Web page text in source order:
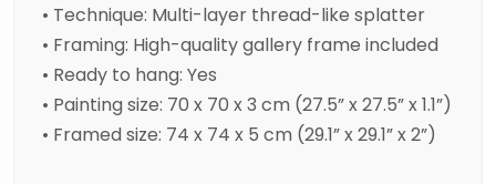
• Technique: Multi-layer thread-like splatter
• Framing: High-quality gallery frame included
• Ready to hang: Yes
• Painting size: 70 x 70 x 3 cm (27.5” x 27.5” x 1.1”)
• Framed size: 74 x 74 x 5 cm (29.1” x 29.1” x 2”)